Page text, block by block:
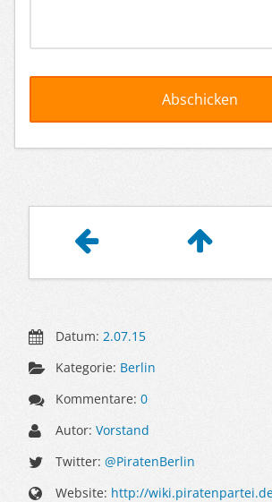
Datum:2.07.15
Kategorie: Berlin
Kommentare:0
Autor:Vorstand
Twitter:@PiratenBerlin
Website: http://